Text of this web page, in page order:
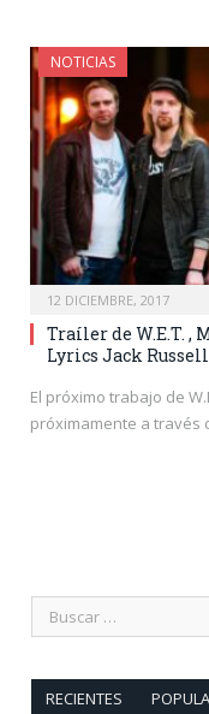
NOTICIAS
12 DICIEMBRE, 2017
Traíler de W.E.T. ,
Lyrics Jack
El próximo trabajo de
próximamente a través
RECIENTES